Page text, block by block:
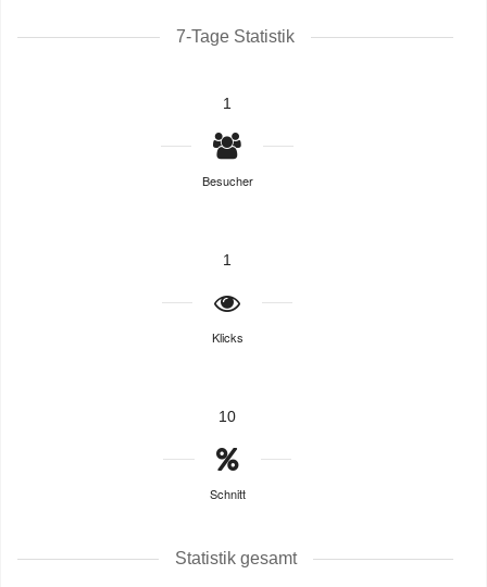
7-Tage Statistik
1
Besucher
1
Klicks
10
Schnitt
Statistik gesamt